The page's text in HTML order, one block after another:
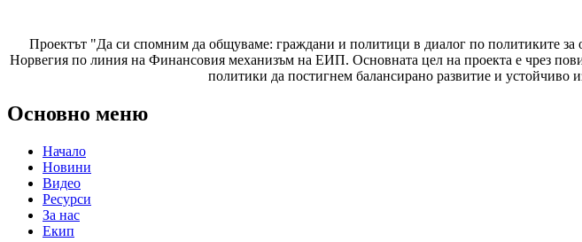
Проектът "Да си спомним да общуваме: граждани и политици в диалог по политиките
Норвегия по линия на Финансовия механизъм на ЕИП. Основната цел на проекта е чрез
политики да постигнем балансирано развитие и устойчиво
Основно меню
Начало
Новини
Видео
Ресурси
За нас
Екип